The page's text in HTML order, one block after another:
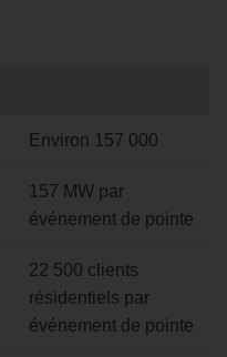
Environ 157 000
157 MW par
événement de pointe
22 500 clients
résidentiels par
événement de pointe